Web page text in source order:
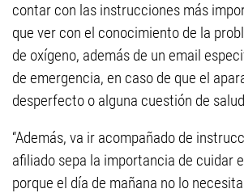
contar con las instrucciones más
que ver con el conocimiento de la
de oxígeno, además de un email
de emergencia, en caso de que el
desperfecto o alguna cuestión de
“Además, va ir acompañado de
afiliado sepa la importancia de cuidar
porque el día de mañana no lo